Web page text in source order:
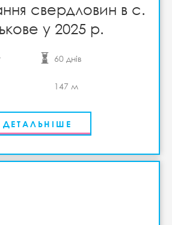
свердловин в с.
у 2025 р.
60 днів
147 м
ДЕТАЛЬНІШЕ